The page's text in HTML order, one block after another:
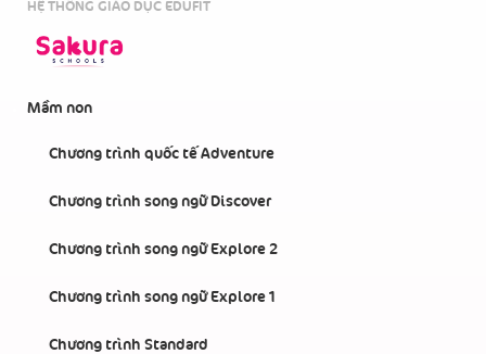
HỆ THỐNG GIÁO DỤC EDUFIT
Mầm non
Chương trình quốc tế Adventure
Chương trình song ngữ Discover
Chương trình song ngữ Explore 2
Chương trình song ngữ Explore 1
Chương trình Standard